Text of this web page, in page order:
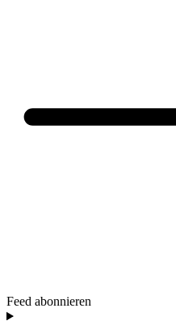
Feed abonnieren